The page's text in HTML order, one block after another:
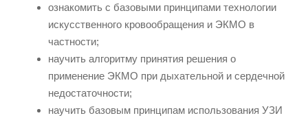
ознакомить с базовыми принципами технологии
искусственного кровообращения и ЭКМО в
частности;
научить алгоритму принятия решения о
применение ЭКМО при дыхательной и сердечной
недостаточности;
научить базовым принципам использования УЗИ